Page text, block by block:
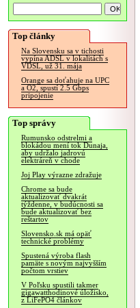
Top články
Na Slovensku sa v tichosti
vypína ADSL v lokalitách s
VDSL, už 31. mája
Orange sa doťahuje na UPC
a O2, spustí 2.5 Gbps
pripojenie
Top správy
Rumunsko odstrelmi a
blokádou mení tok Dunaja,
aby udržalo jadrovú
elektráreň v chode
Joj Play výrazne zdražuje
Chrome sa bude
aktualizovať dvakrát
týždenne, v budúcnosti sa
bude aktualizovať bez
reštartov
Slovensko.sk má opäť
technické problémy
Spustená výroba flash
pamäte s novým najvyšším
počtom vrstiev
V Poľsku spustili takmer
gigawatthodinové úložisko,
z LiFePO4 článkov